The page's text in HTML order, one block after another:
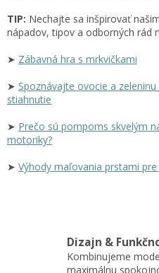
TIP: Nechajte sa inšpirovať
nápadov, tipov a odborných rád
➤ Zábavná hra s mrkvičkami
➤ Spoznávajte ovocie a
stiahnutie
➤ Prečo sú pompoms skvelým
motoriky?
➤ Výhody maľovania prstami pre
Dizajn &
Kombinujeme
maximálnu